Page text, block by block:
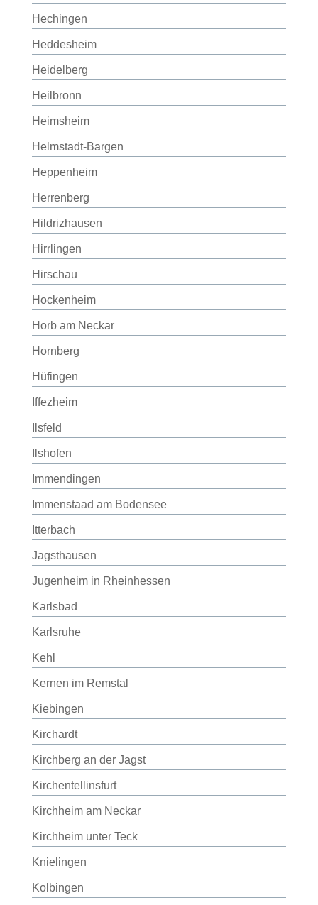
Hechingen
Heddesheim
Heidelberg
Heilbronn
Heimsheim
Helmstadt-Bargen
Heppenheim
Herrenberg
Hildrizhausen
Hirrlingen
Hirschau
Hockenheim
Horb am Neckar
Hornberg
Hüfingen
Iffezheim
Ilsfeld
Ilshofen
Immendingen
Immenstaad am Bodensee
Itterbach
Jagsthausen
Jugenheim in Rheinhessen
Karlsbad
Karlsruhe
Kehl
Kernen im Remstal
Kiebingen
Kirchardt
Kirchberg an der Jagst
Kirchentellinsfurt
Kirchheim am Neckar
Kirchheim unter Teck
Knielingen
Kolbingen